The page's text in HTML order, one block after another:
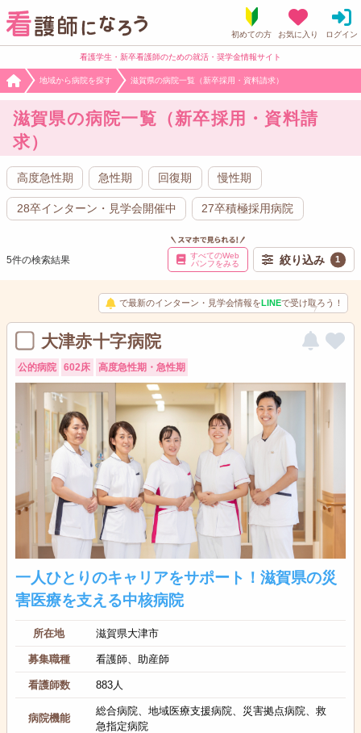
看護学生・新卒看護師のための就活・奨学金情報サイト
地域から病院を探す 滋賀県の病院一覧（新卒採用・資料請求）
滋賀県の病院一覧（新卒採用・資料請
求）
高度急性期 急性期 回復期 慢性期
28卒インターン・見学会開催中 27卒積極採用病院
すべてのWeb
パンフをみる
絞り込み 1
5件の検索結果
で最新のインターン・見学会情報をLINEで受け取ろう！
大津赤十字病院
公的病院 602床 高度急性期・急性期
一人ひとりのキャリアをサポート！滋賀県の災
害医療を支える中核病院
所在地 滋賀県大津市
募集職種 看護師、助産師
看護師数 883人
病院機能
総合病院、地域医療支援病院、災害拠点病院、救
急指定病院